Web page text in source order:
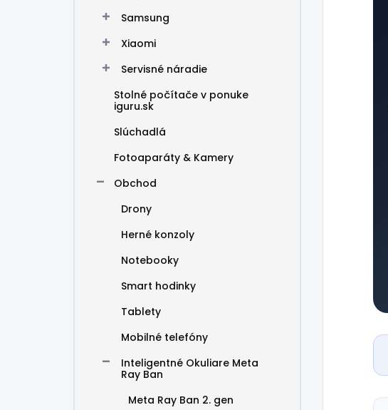
Samsung
Xiaomi
Servisné náradie
Stolné počítače v ponuke
iguru.sk
Slúchadlá
Fotoaparáty & Kamery
Obchod
Drony
Herné konzoly
Notebooky
Smart hodinky
Tablety
Mobilné telefóny
Inteligentné Okuliare Meta
Ray Ban
Meta Ray Ban 2. gen